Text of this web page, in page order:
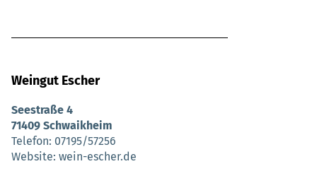
Weingut Escher
Seestraße 4
71409 Schwaikheim
Telefon 07195/57256
Website wein-escher.de